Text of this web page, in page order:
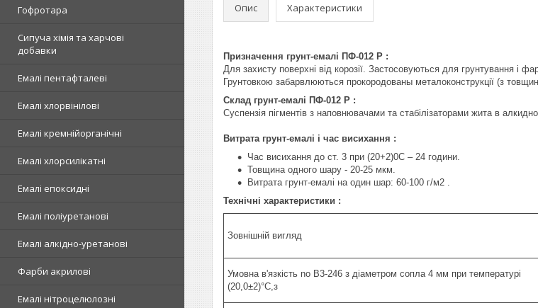
Гофротара
Сипуча хімія та харчові
добавки
Емалі пентафталеві
Емалі хлорвінілові
Емалі кремнійорганічні
Емалі хлорсилікатні
Емалі епоксидні
Емалі поліуретанові
Емалі алкідно-уретанові
Фарби акрилові
Емалі нітроцелюлозні
Опис Характеристики
Призначення грунт-емалі ПФ-012 Р :
Для захисту поверхні від корозії. Застосовуються для грунтування і
Грунтовкою забарвлюються прокородованы металоконструкції (з
Склад грунт-емалі ПФ-012 Р :
Суспензія пігментів з наповнювачами та стабілізаторами жита в
Витрата грунт-емалі і час висихання :
Час висихання до ст. 3 при (20+2)0С – 24 години.
Товщина одного шару - 20-25 мкм.
Витрата грунт-емалі на один шар: 60-100 г/м2 .
Технічні характеристики :
Зовнішній вигляд
Умовна в'язкість no B3-246 з діаметром сопла 4 мм при температурі
(20,0±2)°С,з